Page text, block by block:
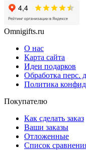
Omnigifts.ru
О нас
Карта сайта
Идеи подарков
Обработка перс.
Политика
Покупателю
Как сделать заказ
Ваши заказы
Отложенные
Список